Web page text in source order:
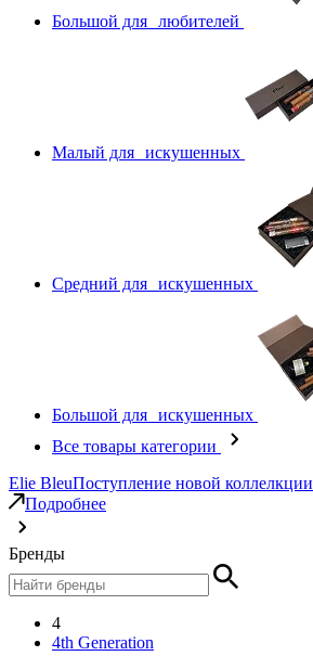
Большой для любителей
Малый для искушенных
Средний для искушенных
Большой для искушенных
Все товары категории
Elie BleuПоступление новой коллелкции
Подробнее
Бренды
4
4th Generation